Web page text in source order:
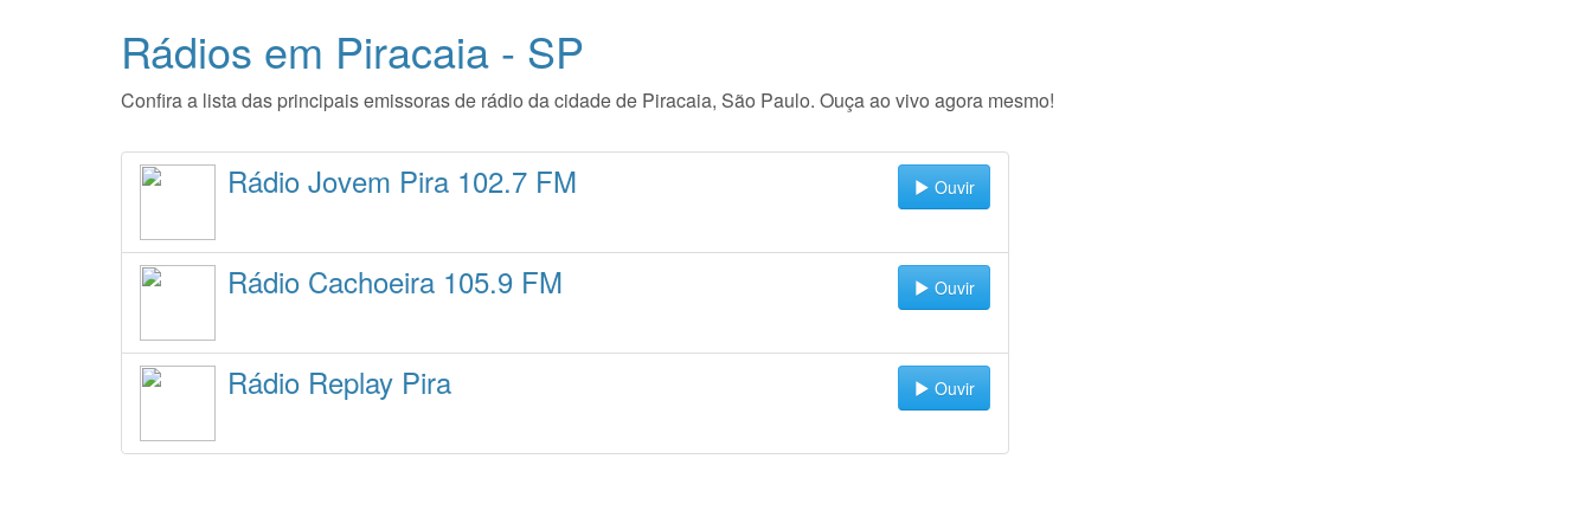
Rádios em Piracaia - SP
Confira a lista das principais emissoras de rádio da cidade de Piracaia, São Paulo. Ouça ao vivo agora mesmo!
Ouvir
Rádio Jovem Pira 102.7 FM
Ouvir
Rádio Cachoeira 105.9 FM
Ouvir
Rádio Replay Pira